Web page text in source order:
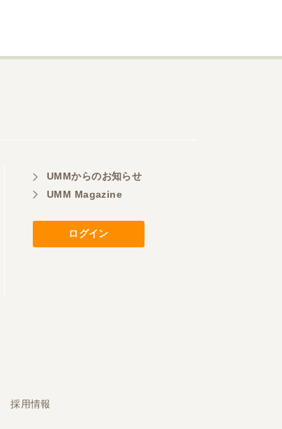
UMMからのお知らせ
UMM Magazine
ログイン
採用情報